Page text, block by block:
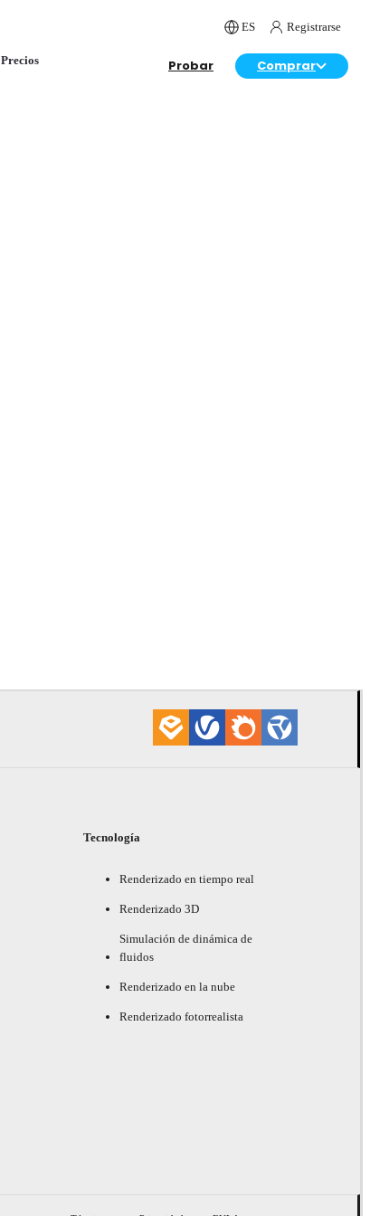
ES Registrarse
Precios Probar Comprar
Tecnología
Renderizado en tiempo real
Renderizado 3D
Simulación de dinámica de
fluidos
Renderizado en la nube
Renderizado fotorrealista